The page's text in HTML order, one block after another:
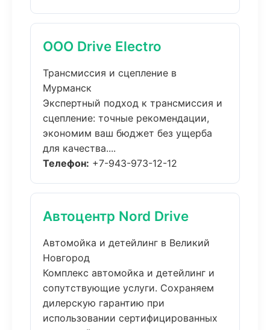
ООО Drive Electro
Трансмиссия и сцепление в
Мурманск
Экспертный подход к трансмиссия и
сцепление: точные рекомендации,
экономим ваш бюджет без ущерба
для качества....
Телефон: +7-943-973-12-12
Автоцентр Nord Drive
Автомойка и детейлинг в Великий
Новгород
Комплекс автомойка и детейлинг и
сопутствующие услуги. Сохраняем
дилерскую гарантию при
использовании сертифицированных